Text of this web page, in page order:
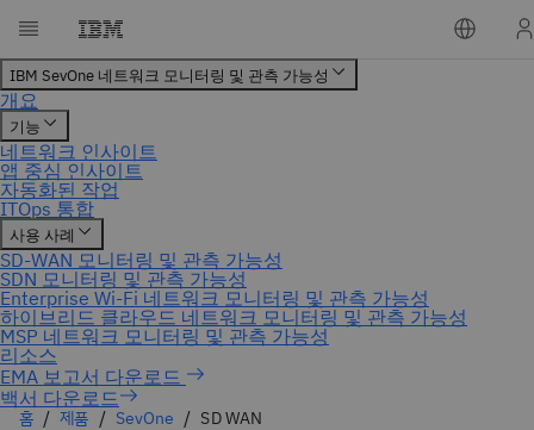
백서 다운로드
홈 제품 SevOne SD WAN